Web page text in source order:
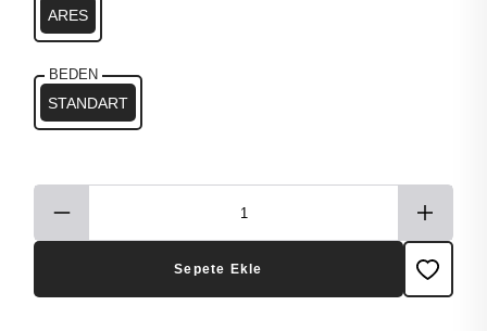
ARES
BEDEN
STANDART
Sepete Ekle